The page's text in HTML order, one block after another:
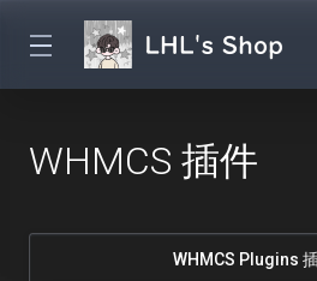
WHMCS 插件
WHMCS Plugins